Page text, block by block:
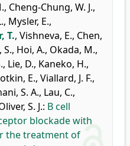
, Cheng-Chung, W. J.,
, Mysler, E.,
T., Vishneva, E., Chen,
S., Hoi, A., Okada, M.,
, Lie, D., Kaneko, H.,
E., Viallard, J. F.,
S. A., Lau, C.,
S. J.: B cell
blockade with
the treatment of